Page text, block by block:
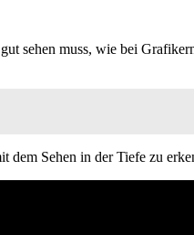
sehen muss, wie bei
Sehen in der Tiefe zu